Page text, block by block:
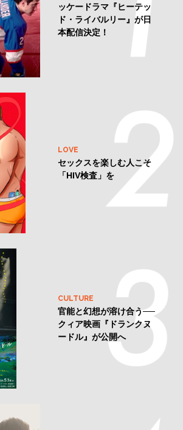
ッケードラマ『ヒーテッ
ド・ライバルリー』が日
本配信決定！
LOVE
セックスを楽しむ人こそ
「HIV検査」を
CULTURE
官能と幻想が溶け合う──
クィア映画『ドランクヌ
ードル』が公開へ